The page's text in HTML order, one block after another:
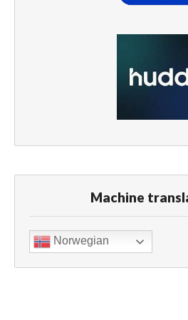
Machine
Norwegian